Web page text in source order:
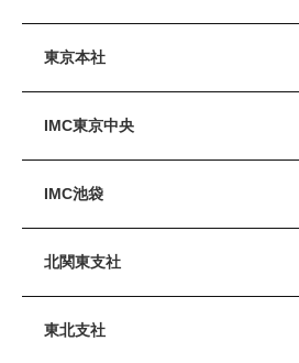
東京本社
IMC東京中央
IMC池袋
北関東支社
東北支社